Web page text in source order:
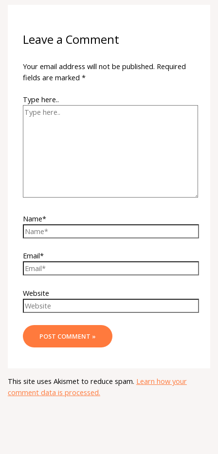
Leave a Comment
Your email address will not be published. Required
fields are marked*
Type here..
Name*
Email*
Website
This site uses Akismet to reduce spam. Learn how your
comment data is processed.